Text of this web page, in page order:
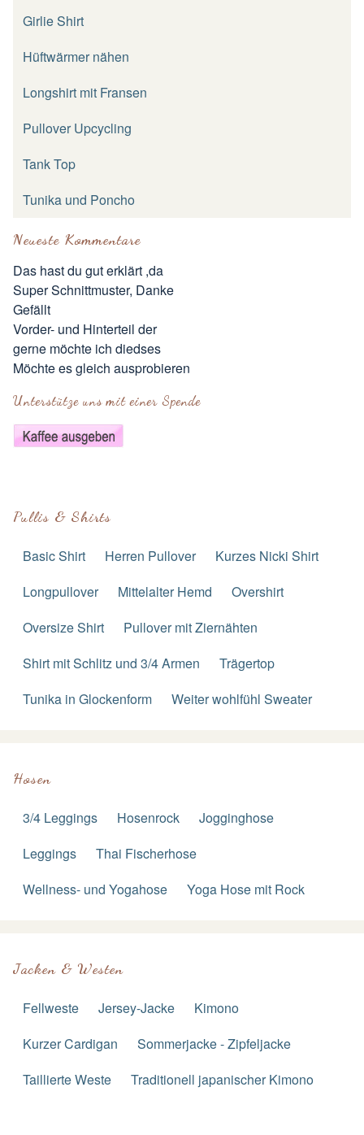
Girlie Shirt
Hüftwärmer nähen
Longshirt mit Fransen
Pullover Upcycling
Tank Top
Tunika und Poncho
Neueste Kommentare
Das hast du gut erklärt ,da
Super Schnittmuster, Danke
Gefällt
Vorder- und Hinterteil der
gerne möchte ich diedses
Möchte es gleich ausprobieren
Unterstütze uns mit einer Spende
Pullis & Shirts
Basic Shirt Herren Pullover
Kurzes Nicki Shirt
Longpullover
Mittelalter Hemd
Overshirt
Oversize Shirt
Pullover mit Ziernähten
Shirt mit Schlitz und 3/4 Armen
Trägertop
Tunika in Glockenform
Weiter wohlfühl Sweater
Hosen
3/4 Leggings Hosenrock
Jogginghose
Leggings
Thai Fischerhose
Wellness- und Yogahose
Yoga Hose mit Rock
Jacken & Westen
Fellweste Jersey-Jacke
Kimono
Kurzer Cardigan
Sommerjacke - Zipfeljacke
Taillierte Weste
Traditionell japanischer Kimono